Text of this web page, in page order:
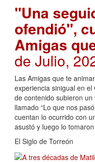
"Una
ofendió",
Amigas
de Julio,
Las Amigas que te
experiencia sinigual en
de contenido subieron
llamado “Lo que nos
cuentan lo ocurrido con
asustó y luego lo
El Siglo de Torreón